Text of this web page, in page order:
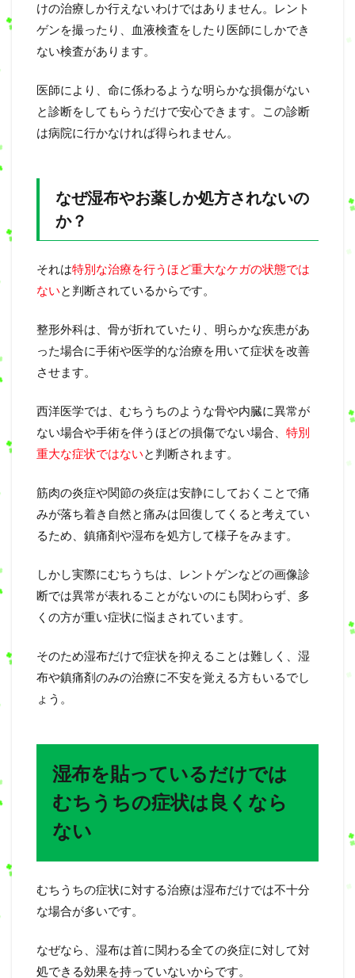
けの治療しか行えないわけではありません。レント
ゲンを撮ったり、血液検査をしたり医師にしかでき
ない検査があります。
医師により、命に係わるような明らかな損傷がない
と診断をしてもらうだけで安心できます。この診断
は病院に行かなければ得られません。
なぜ湿布やお薬しか処方されないの
か？
それは特別な治療を行うほど重大なケガの状態では
ないと判断されているからです。
整形外科は、骨が折れていたり、明らかな疾患があ
った場合に手術や医学的な治療を用いて症状を改善
させます。
西洋医学では、むちうちのような骨や内臓に異常が
ない場合や手術を伴うほどの損傷でない場合、 特別
重大な症状ではないと判断されます。
筋肉の炎症や関節の炎症は安静にしておくことで痛
みが落ち着き自然と痛みは回復してくると考えてい
るため、鎮痛剤や湿布を処方して様子をみます。
しかし実際にむちうちは、レントゲンなどの画像診
断では異常が表れることがないのにも関わらず、多
くの方が重い症状に悩まされています。
そのため湿布だけで症状を抑えることは難しく、湿
布や鎮痛剤のみの治療に不安を覚える方もいるでし
ょう。
湿布を貼っているだけでは
むちうちの症状は良くなら
ない
むちうちの症状に対する治療は湿布だけでは不十分
な場合が多いです。
なぜなら、湿布は首に関わる全ての炎症に対して対
処できる効果を持っていないからです。